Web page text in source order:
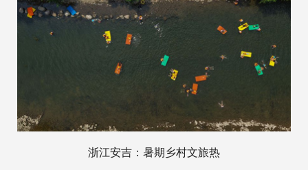
浙江安吉：暑期乡村文旅热